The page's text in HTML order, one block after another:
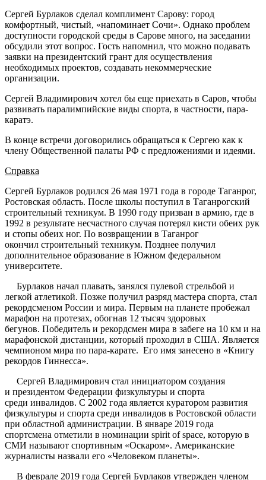
Сергей Бурлаков сделал комплимент Сарову: город
комфортный, чистый, «напоминает Сочи». Однако проблем
доступности городской среды в Сарове много, на заседании
обсудили этот вопрос. Гость напомнил, что можно подавать
заявки на президентский грант для осуществления
необходимых проектов, создавать некоммерческие
организации.
Сергей Владимирович хотел бы еще приехать в Саров, чтобы
развивать паралимпийские виды спорта, в частности, пара-
каратэ.
В конце встречи договорились обращаться к Сергею как к
члену Общественной палаты РФ с предложениями и идеями.
Справка
Сергей Бурлаков родился 26 мая 1971 года в городе Таганрог,
Ростовская область. После школы поступил в Таганрогский
строительный техникум. В 1990 году призван в армию, где в
1992 в результате несчастного случая потерял кисти обеих рук
и стопы обеих ног. По возвращении в Таганрог
окончил строительный техникум. Позднее получил
дополнительное образование в Южном федеральном
университете.
Бурлаков начал плавать, занялся пулевой стрельбой и
легкой атлетикой. Позже получил разряд мастера спорта, стал
рекордсменом России и мира. Первым на планете пробежал
марафон на протезах, обогнав 12 тысяч здоровых
бегунов. Победитель и рекордсмен мира в забеге на 10 км и на
марафонской дистанции, который проходил в США. Является
чемпионом мира по пара-карате. Его имя занесено в «Книгу
рекордов Гиннесса».
Сергей Владимирович стал инициатором создания
и президентом Федерации физкультуры и спорта
среди инвалидов. С 2002 года является куратором развития
физкультуры и спорта среди инвалидов в Ростовской области
при областной администрации. В январе 2019 года
спортсмена отметили в номинации spirit of space, которую в
СМИ называют спортивным «Оскаром». Американские
журналисты назвали его «Человеком планеты».
В феврале 2019 года Сергей Бурлаков утвержден членом